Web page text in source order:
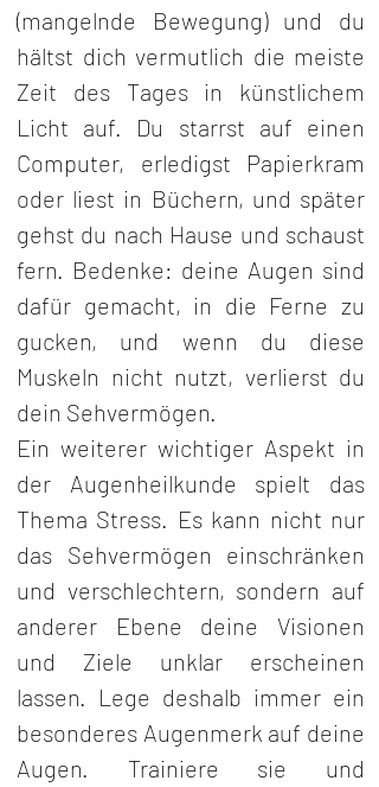
(mangelnde Bewegung) und du
hältst dich vermutlich die meiste
Zeit des Tages in künstlichem
Licht auf. Du starrst auf einen
Computer, erledigst Papierkram
oder liest in Büchern, und später
gehst du nach Hause und schaust
fern. Bedenke: deine Augen sind
dafür gemacht, in die Ferne zu
gucken, und wenn du diese
Muskeln nicht nutzt, verlierst du
dein Sehvermögen.
Ein weiterer wichtiger Aspekt in
der Augenheilkunde spielt das
Thema Stress. Es kann nicht nur
das Sehvermögen einschränken
und verschlechtern, sondern auf
anderer Ebene deine Visionen
und Ziele unklar erscheinen
lassen. Lege deshalb immer ein
besonderes Augenmerk auf deine
Augen. Trainiere sie und